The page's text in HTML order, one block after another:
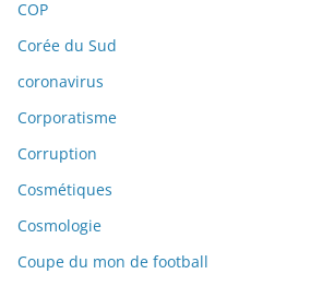
COP
Corée du Sud
coronavirus
Corporatisme
Corruption
Cosmétiques
Cosmologie
Coupe du mon de football